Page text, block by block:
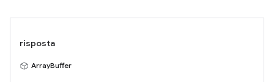
risposta
ArrayBuffer